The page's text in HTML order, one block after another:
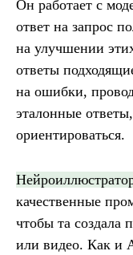
Он работает с
ответ на запрос
на улучшении
ответы
на ошибки,
эталонные
ориентироваться.
качественные
чтобы та создала
или видео. Как и